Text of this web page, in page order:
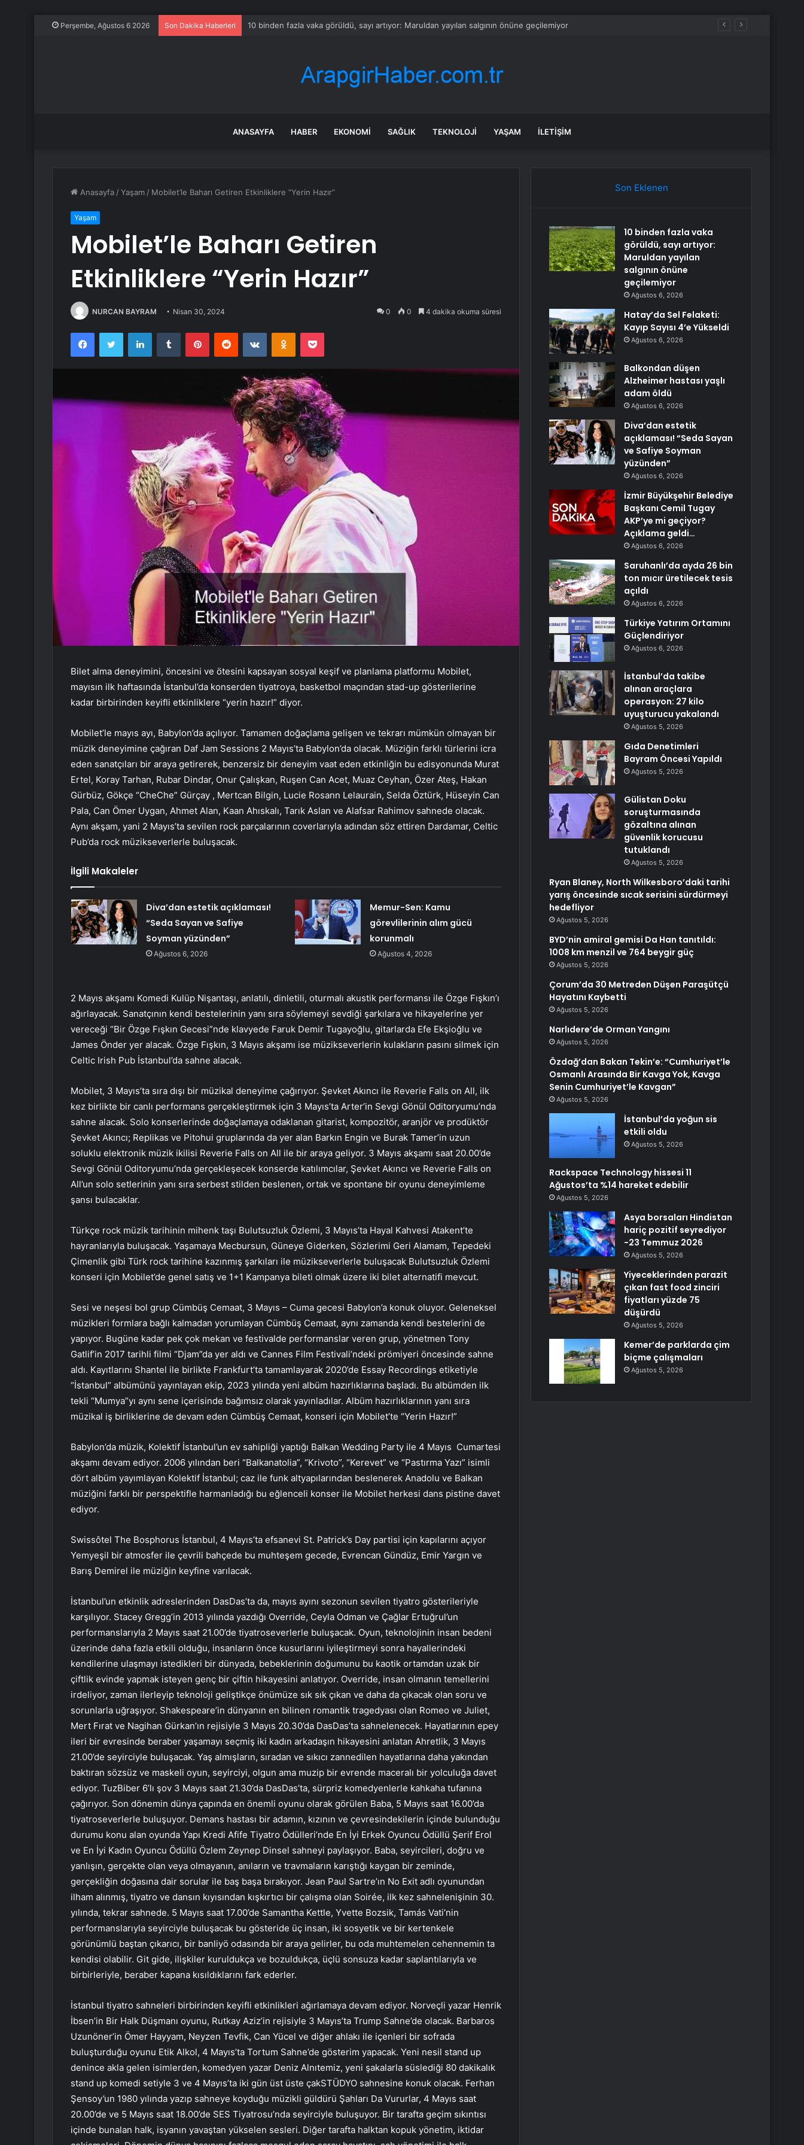
Perşembe, Ağustos 6 2026 Son Dakika Haberleri Hatay’da Sel Felaketi: Kayıp Sayısı 4’e Yükseldi
ANASAYFA HABER EKONOMI SAĞLIK TEKNOLOJI YAŞAM İLETIŞIM
Anasayfa /Yaşam / Mobilet’le Baharı Getiren Etkinliklere “Yerin Hazır”
Yaşam
Mobilet’le Baharı Getiren
Etkinliklere “Yerin Hazır”
NURCAN BAYRAM Nisan 30, 2024 0 0 4 dakika okuma süresi
FacebookTwitter LinkedInTumblr PinterestReddit VKontakteOdnoklassniki
Pocket
Bilet alma deneyimini, öncesini ve ötesini kapsayan sosyal keşif ve planlama platformu Mobilet,
mayısın ilk haftasında İstanbul’da konserden tiyatroya, basketbol maçından stad-up gösterilerine
kadar birbirinden keyifli etkinliklere “yerin hazır!” diyor.
Mobilet’le mayıs ayı, Babylon’da açılıyor. Tamamen doğaçlama gelişen ve tekrarı mümkün olmayan bir
müzik deneyimine çağıran Daf Jam Sessions 2 Mayıs’ta Babylon’da olacak. Müziğin farklı türlerini icra
eden sanatçıları bir araya getirerek, benzersiz bir deneyim vaat eden etkinliğin bu edisyonunda Murat
Ertel, Koray Tarhan, Rubar Dindar, Onur Çalışkan, Ruşen Can Acet, Muaz Ceyhan, Özer Ateş, Hakan
Gürbüz, Gökçe “CheChe” Gürçay , Mertcan Bilgin, Lucie Rosann Lelaurain, Selda Öztürk, Hüseyin Can
Pala, Can Ömer Uygan, Ahmet Alan, Kaan Ahıskalı, Tarık Aslan ve Alafsar Rahimov sahnede olacak.
Aynı akşam, yani 2 Mayıs’ta sevilen rock parçalarının coverlarıyla adından söz ettiren Dardamar, Celtic
Pub’da rock müzikseverlerle buluşacak.
İlgili Makaleler
Diva’dan estetik açıklaması!
“Seda Sayan ve Safiye
Soyman yüzünden”
Ağustos 6, 2026
Memur-Sen: Kamu
görevlilerinin alım gücü
korunmalı
Ağustos 4, 2026
2 Mayıs akşamı Komedi Kulüp Nişantaşı, anlatılı, dinletili, oturmalı akustik performansı ile Özge Fışkın’ı
ağırlayacak. Sanatçının kendi bestelerinin yanı sıra söylemeyi sevdiği şarkılara ve hikayelerine yer
vereceği “Bir Özge Fışkın Gecesi”nde klavyede Faruk Demir Tugayoğlu, gitarlarda Efe Ekşioğlu ve
James Önder yer alacak. Özge Fışkın, 3 Mayıs akşamı ise müzikseverlerin kulakların pasını silmek için
Celtic Irish Pub İstanbul’da sahne alacak.
Mobilet, 3 Mayıs’ta sıra dışı bir müzikal deneyime çağırıyor. Şevket Akıncı ile Reverie Falls on All, ilk
kez birlikte bir canlı performans gerçekleştirmek için 3 Mayıs’ta Arter’in Sevgi Gönül Oditoryumu’nda
sahne alacak. Solo konserlerinde doğaçlamaya odaklanan gitarist, kompozitör, aranjör ve prodüktör
Şevket Akıncı; Replikas ve Pitohui gruplarında da yer alan Barkın Engin ve Burak Tamer’in uzun
soluklu elektronik müzik ikilisi Reverie Falls on All ile bir araya geliyor. 3 Mayıs akşamı saat 20.00’de
Sevgi Gönül Oditoryumu’nda gerçekleşecek konserde katılımcılar, Şevket Akıncı ve Reverie Falls on
All’un solo setlerinin yanı sıra serbest stilden beslenen, ortak ve spontane bir oyunu deneyimleme
şansı bulacaklar.
Türkçe rock müzik tarihinin mihenk taşı Bulutsuzluk Özlemi, 3 Mayıs’ta Hayal Kahvesi Atakent’te
hayranlarıyla buluşacak. Yaşamaya Mecbursun, Güneye Giderken, Sözlerimi Geri Alamam, Tepedeki
Çimenlik gibi Türk rock tarihine kazınmış şarkıları ile müzikseverlerle buluşacak Bulutsuzluk Özlemi
konseri için Mobilet’de genel satış ve 1+1 Kampanya bileti olmak üzere iki bilet alternatifi mevcut.
Sesi ve neşesi bol grup Cümbüş Cemaat, 3 Mayıs – Cuma gecesi Babylon’a konuk oluyor. Geleneksel
müzikleri formlara bağlı kalmadan yorumlayan Cümbüş Cemaat, aynı zamanda kendi bestelerini de
yapıyor. Bugüne kadar pek çok mekan ve festivalde performanslar veren grup, yönetmen Tony
Gatlif’in 2017 tarihli filmi “Djam”da yer aldı ve Cannes Film Festivali’ndeki prömiyeri öncesinde sahne
aldı. Kayıtlarını Shantel ile birlikte Frankfurt’ta tamamlayarak 2020’de Essay Recordings etiketiyle
“İstanbul” albümünü yayınlayan ekip, 2023 yılında yeni albüm hazırlıklarına başladı. Bu albümden ilk
tekli “Mumya”yı aynı sene içerisinde bağımsız olarak yayınladılar. Albüm hazırlıklarının yanı sıra
müzikal iş birliklerine de devam eden Cümbüş Cemaat, konseri için Mobilet’te “Yerin Hazır!”
Babylon’da müzik, Kolektif İstanbul’un ev sahipliği yaptığı Balkan Wedding Party ile 4 Mayıs Cumartesi
akşamı devam ediyor. 2006 yılından beri “Balkanatolia”, “Krivoto”, “Kerevet” ve “Pastırma Yazı” isimli
dört albüm yayımlayan Kolektif İstanbul; caz ile funk altyapılarından beslenerek Anadolu ve Balkan
müziğini farklı bir perspektifle harmanladığı bu eğlenceli konser ile Mobilet herkesi dans pistine davet
ediyor.
Swissôtel The Bosphorus İstanbul, 4 Mayıs’ta efsanevi St. Patrick’s Day partisi için kapılarını açıyor
Yemyeşil bir atmosfer ile çevrili bahçede bu muhteşem gecede, Evrencan Gündüz, Emir Yargın ve
Barış Demirel ile müziğin keyfine varılacak.
İstanbul’un etkinlik adreslerinden DasDas’ta da, mayıs ayını sezonun sevilen tiyatro gösterileriyle
karşılıyor. Stacey Gregg’in 2013 yılında yazdığı Override, Ceyla Odman ve Çağlar Ertuğrul’un
performanslarıyla 2 Mayıs saat 21.00’de tiyatroseverlerle buluşacak. Oyun, teknolojinin insan bedeni
üzerinde daha fazla etkili olduğu, insanların önce kusurlarını iyileştirmeyi sonra hayallerindeki
kendilerine ulaşmayı istedikleri bir dünyada, bebeklerinin doğumunu bu kaotik ortamdan uzak bir
çiftlik evinde yapmak isteyen genç bir çiftin hikayesini anlatıyor. Override, insan olmanın temellerini
irdeliyor, zaman ilerleyip teknoloji geliştikçe önümüze sık sık çıkan ve daha da çıkacak olan soru ve
sorunlarla uğraşıyor. Shakespeare’in dünyanın en bilinen romantik tragedyası olan Romeo ve Juliet,
Mert Fırat ve Nagihan Gürkan’ın rejisiyle 3 Mayıs 20.30’da DasDas’ta sahnelenecek. Hayatlarının epey
ileri bir evresinde beraber yaşamayı seçmiş iki kadın arkadaşın hikayesini anlatan Ahretlik, 3 Mayıs
21.00’de seyirciyle buluşacak. Yaş almışların, sıradan ve sıkıcı zannedilen hayatlarına daha yakından
baktıran sözsüz ve maskeli oyun, seyirciyi, olgun ama muzip bir evrende maceralı bir yolculuğa davet
ediyor. TuzBiber 6’lı şov 3 Mayıs saat 21.30’da DasDas’ta, sürpriz komedyenlerle kahkaha tufanına
çağırıyor. Son dönemin dünya çapında en önemli oyunu olarak görülen Baba, 5 Mayıs saat 16.00’da
tiyatroseverlerle buluşuyor. Demans hastası bir adamın, kızının ve çevresindekilerin içinde bulunduğu
durumu konu alan oyunda Yapı Kredi Afife Tiyatro Ödülleri’nde En İyi Erkek Oyuncu Ödüllü Şerif Erol
ve En İyi Kadın Oyuncu Ödüllü Özlem Zeynep Dinsel sahneyi paylaşıyor. Baba, seyircileri, doğru ve
yanlışın, gerçekte olan veya olmayanın, anıların ve travmaların karıştığı kaygan bir zeminde,
gerçekliğin doğasına dair sorular ile baş başa bırakıyor. Jean Paul Sartre’ın No Exit adlı oyunundan
ilham alınmış, tiyatro ve dansın kıyısından kışkırtıcı bir çalışma olan Soirée, ilk kez sahnelenişinin 30.
yılında, tekrar sahnede. 5 Mayıs saat 17.00’de Samantha Kettle, Yvette Bozsik, Tamás Vati’nin
performanslarıyla seyirciyle buluşacak bu gösteride üç insan, iki sosyetik ve bir kertenkele
görünümlü baştan çıkarıcı, bir banliyö odasında bir araya gelirler, bu oda muhtemelen cehennemin ta
kendisi olabilir. Git gide, ilişkiler kuruldukça ve bozuldukça, üçlü sonsuza kadar saplantılarıyla ve
birbirleriyle, beraber kapana kısıldıklarını fark ederler.
İstanbul tiyatro sahneleri birbirinden keyifli etkinlikleri ağırlamaya devam ediyor. Norveçli yazar Henrik
İbsen’in Bir Halk Düşmanı oyunu, Rutkay Aziz’in rejisiyle 3 Mayıs’ta Trump Sahne’de olacak. Barbaros
Uzunöner’in Ömer Hayyam, Neyzen Tevfik, Can Yücel ve diğer ahlakı ile içenleri bir sofrada
buluşturduğu oyunu Etik Alkol, 4 Mayıs’ta Tortum Sahne’de gösterim yapacak. Yeni nesil stand up
denince akla gelen isimlerden, komedyen yazar Deniz Alnıtemiz, yeni şakalarla süslediği 80 dakikalık
stand up komedi setiyle 3 ve 4 Mayıs’ta iki gün üst üste çakSTÜDYO sahnesine konuk olacak. Ferhan
Şensoy’un 1980 yılında yazıp sahneye koyduğu müzikli güldürü Şahları Da Vururlar, 4 Mayıs saat
20.00’de ve 5 Mayıs saat 18.00’de SES Tiyatrosu’nda seyirciyle buluşuyor. Bir tarafta geçim sıkıntısı
içinde bunalan halk, isyanın yavaştan yükselen sesleri. Diğer tarafta halktan kopuk yönetim, iktidar
Son Eklenen
10 binden fazla vaka
görüldü, sayı artıyor:
Maruldan yayılan
salgının önüne
geçilemiyor
Ağustos 6, 2026
Hatay’da Sel Felaketi:
Kayıp Sayısı 4’e Yükseldi
Ağustos 6, 2026
Balkondan düşen
Alzheimer hastası yaşlı
adam öldü
Ağustos 6, 2026
Diva’dan estetik
açıklaması! “Seda Sayan
ve Safiye Soyman
yüzünden”
Ağustos 6, 2026
İzmir Büyükşehir Belediye
Başkanı Cemil Tugay
AKP’ye mi geçiyor?
Açıklama geldi…
Ağustos 6, 2026
Saruhanlı’da ayda 26 bin
ton mıcır üretilecek tesis
açıldı
Ağustos 6, 2026
Türkiye Yatırım Ortamını
Güçlendiriyor
Ağustos 6, 2026
İstanbul’da takibe
alınan araçlara
operasyon: 27 kilo
uyuşturucu yakalandı
Ağustos 5, 2026
Gıda Denetimleri
Bayram Öncesi Yapıldı
Ağustos 5, 2026
Gülistan Doku
soruşturmasında
gözaltına alınan
güvenlik korucusu
tutuklandı
Ağustos 5, 2026
Ryan Blaney, North Wilkesboro’daki tarihi
yarış öncesinde sıcak serisini sürdürmeyi
hedefliyor
Ağustos 5, 2026
BYD’nin amiral gemisi Da Han tanıtıldı:
1008 km menzil ve 764 beygir güç
Ağustos 5, 2026
Çorum’da 30 Metreden Düşen Paraşütçü
Hayatını Kaybetti
Ağustos 5, 2026
Narlıdere’de Orman Yangını
Ağustos 5, 2026
Özdağ’dan Bakan Tekin’e: “Cumhuriyet’le
Osmanlı Arasında Bir Kavga Yok, Kavga
Senin Cumhuriyet’le Kavgan”
Ağustos 5, 2026
İstanbul’da yoğun sis
etkili oldu
Ağustos 5, 2026
Rackspace Technology hissesi 11
Ağustos’ta %14 hareket edebilir
Ağustos 5, 2026
Asya borsaları Hindistan
hariç pozitif seyrediyor
-23 Temmuz 2026
Ağustos 5, 2026
Yiyeceklerinden parazit
çıkan fast food zinciri
fiyatları yüzde 75
düşürdü
Ağustos 5, 2026
Kemer’de parklarda çim
biçme çalışmaları
Ağustos 5, 2026